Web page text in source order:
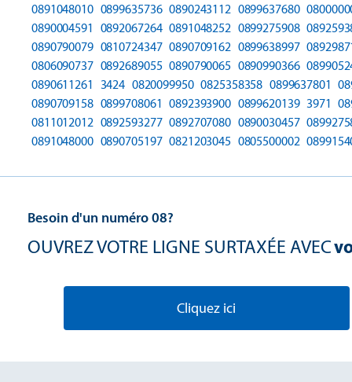
0891048010 0899635736 0890243112 0899637680
0890004591 0892067264 0891048252 0899275908
0890790079 0810724347 0890709162 0899638997
0806090737 0892689055 0890790065 0890990366
0890611261 3424 0820099950 0825358358 0899637801
0890709158 0899708061 0892393900 0899620139 3971
0811012012 0892593277 0892707080 0890030457
0891048000 0890705197 0821203045 0805500002
Besoin d'un numéro 08?
OUVREZ VOTRE LIGNE SURTAXÉE AVEC
Cliquez ici